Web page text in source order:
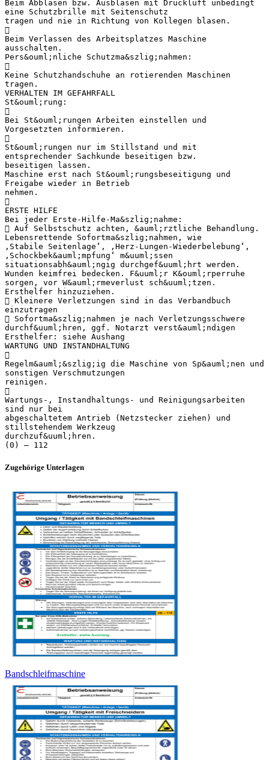
Beim Abblasen bzw. Ausblasen mit Druckluft unbedingt
eine Schutzbrille mit Seitenschutz
tragen und nie in Richtung von Kollegen blasen.

Beim Verlassen des Arbeitsplatzes Maschine
ausschalten.
Pers&ouml;nliche Schutzma&szlig;nahmen:

Keine Schutzhandschuhe an rotierenden Maschinen
tragen.
VERHALTEN IM GEFAHRFALL
St&ouml;rung:

Bei St&ouml;rungen Arbeiten einstellen und
Vorgesetzten informieren.

St&ouml;rungen nur im Stillstand und mit
entsprechender Sachkunde beseitigen bzw.
beseitigen lassen.
Maschine erst nach St&ouml;rungsbeseitigung und
Freigabe wieder in Betrieb
nehmen.

ERSTE HILFE
Bei jeder Erste-Hilfe-Ma&szlig;nahme:
 Auf Selbstschutz achten, &auml;rztliche Behandlung.
Lebensrettende Sofortma&szlig;nahmen, wie
‚Stabile Seitenlage‘, ‚Herz-Lungen-Wiederbelebung‘,
‚Schockbek&auml;mpfung‘ m&uuml;ssen
situationsabh&auml;ngig durchgef&uuml;hrt werden.
Wunden keimfrei bedecken. F&uuml;r K&ouml;rperruhe
sorgen, vor W&auml;rmeverlust sch&uuml;tzen.
Ersthelfer hinzuziehen.
 Kleinere Verletzungen sind in das Verbandbuch
einzutragen
 Sofortma&szlig;nahmen je nach Verletzungsschwere
durchf&uuml;hren, ggf. Notarzt verst&auml;ndigen
Ersthelfer: siehe Aushang
WARTUNG UND INSTANDHALTUNG

Regelm&auml;&szlig;ig die Maschine von Sp&auml;nen und
sonstigen Verschmutzungen
reinigen.

Wartungs-, Instandhaltungs- und Reinigungsarbeiten
sind nur bei
abgeschaltetem Antrieb (Netzstecker ziehen) und
stillstehendem Werkzeug
durchzuf&uuml;hren.
Zugehörige Unterlagen
Bandschleifmaschine